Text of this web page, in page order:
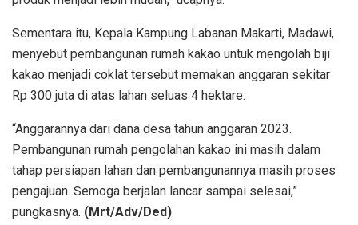
Sementara itu, Kepala Kampung Labanan Makarti, Madawi,
menyebut pembangunan rumah kakao untuk mengolah biji
kakao menjadi coklat tersebut memakan anggaran sekitar
Rp 300 juta di atas lahan seluas 4 hektare.
“Anggarannya dari dana desa tahun anggaran 2023.
Pembangunan rumah pengolahan kakao ini masih dalam
tahap persiapan lahan dan pembangunannya masih proses
pengajuan. Semoga berjalan lancar sampai selesai,”
pungkasnya. (Mrt/Adv/Ded)